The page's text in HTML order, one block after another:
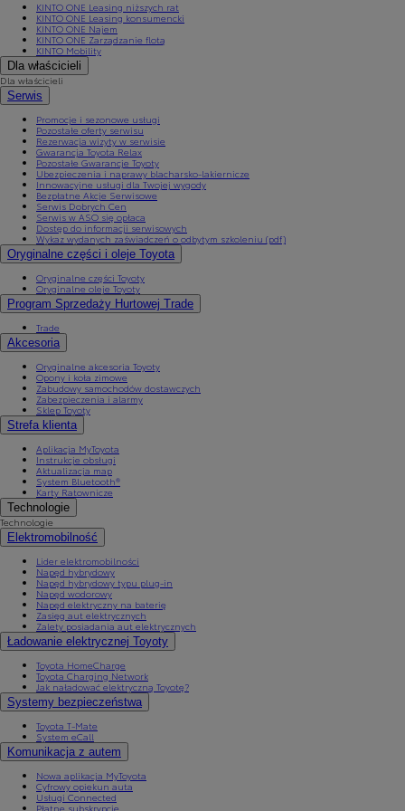
KINTO ONE Leasing niższych rat
KINTO ONE Leasing konsumencki
KINTO ONE Najem
KINTO ONE Zarządzanie flotą
KINTO Mobility
Dla właścicieli
Dla właścicieli
Serwis
Promocje i sezonowe usługi
Pozostałe oferty serwisu
Rezerwacja wizyty w serwisie
Gwarancja Toyota Relax
Pozostałe Gwarancje Toyoty
Ubezpieczenia i naprawy blacharsko-lakiernicze
Innowacyjne usługi dla Twojej wygody
Bezpłatne Akcje Serwisowe
Serwis Dobrych Cen
Serwis w ASO się opłaca
Dostęp do informacji serwisowych
Wykaz wydanych zaświadczeń o odbytym szkoleniu (pdf)
Oryginalne części i oleje Toyota
Oryginalne części Toyoty
Oryginalne oleje Toyoty
Program Sprzedaży Hurtowej Trade
Trade
Akcesoria
Oryginalne akcesoria Toyoty
Opony i koła zimowe
Zabudowy samochodów dostawczych
Zabezpieczenia i alarmy
Sklep Toyoty
Strefa klienta
Aplikacja MyToyota
Instrukcje obsługi
Aktualizacja map
System Bluetooth®
Karty Ratownicze
Technologie
Technologie
Elektromobilność
Lider elektromobilności
Napęd hybrydowy
Napęd hybrydowy typu plug-in
Napęd wodorowy
Napęd elektryczny na baterię
Zasięg aut elektrycznych
Zalety posiadania aut elektrycznych
Ładowanie elektrycznej Toyoty
Toyota HomeCharge
Toyota Charging Network
Jak naładować elektryczną Toyotę?
Systemy bezpieczeństwa
Toyota T-Mate
System eCall
Komunikacja z autem
Nowa aplikacja MyToyota
Cyfrowy opiekun auta
Usługi Connected
Płatne subskrypcje